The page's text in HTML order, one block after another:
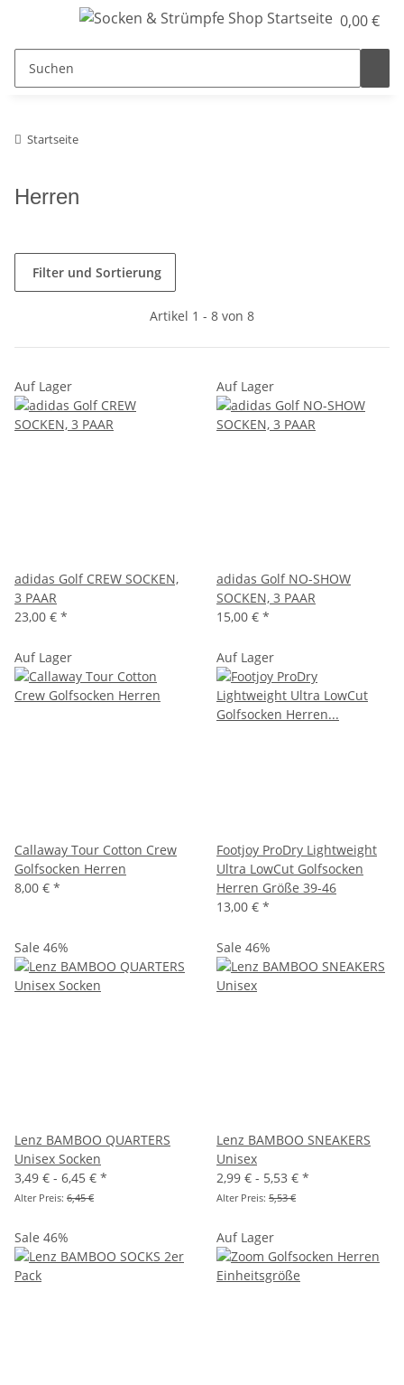
0,00 €
Startseite
Herren
Filter und Sortierung
Artikel 1 - 8 von 8
Auf Lager
adidas Golf CREW SOCKEN,
3 PAAR
23,00 € *
Auf Lager
adidas Golf NO-SHOW
SOCKEN, 3 PAAR
15,00 € *
Auf Lager
Callaway Tour Cotton Crew
Golfsocken Herren
8,00 € *
Auf Lager
Footjoy ProDry Lightweight
Ultra LowCut Golfsocken
Herren Größe 39-46
13,00 € *
Sale 46%
Lenz BAMBOO QUARTERS
Unisex Socken
3,49 € - 6,45 € *
Alter Preis: 6,45 €
Sale 46%
Lenz BAMBOO SNEAKERS
Unisex
2,99 € - 5,53 € *
Alter Preis: 5,53 €
Sale 46% Auf Lager